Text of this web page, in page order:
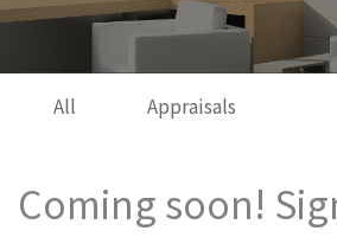
All Appraisals
Coming soon!